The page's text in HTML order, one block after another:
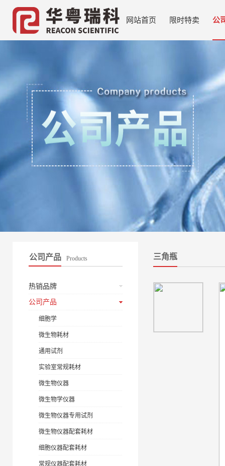
网站首页 限时特卖 公
公司产品 Products
热销品牌
公司产品
细胞学
微生物耗材
通用试剂
实验室常规耗材
微生物仪器
微生物学仪器
微生物仪器专用试剂
微生物仪器配套耗材
细胞仪器配套耗材
常规仪器配套耗材
三角瓶